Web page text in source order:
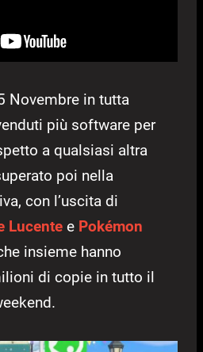
Novembre in tutta
più software per
a qualsiasi altra
poi nella
con l’uscita di
Lucente e Pokémon
insieme hanno
di copie in tutto il